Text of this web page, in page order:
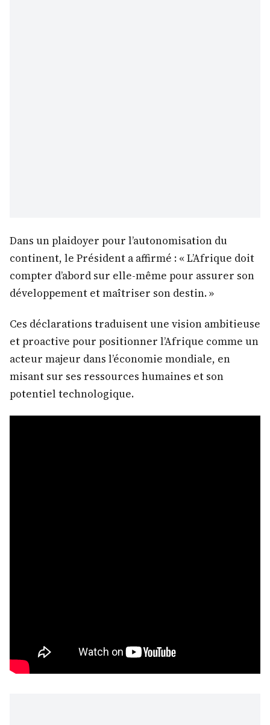
Dans un plaidoyer pour l’autonomisation du
continent, le Président a affirmé : « L’Afrique doit
compter d’abord sur elle-même pour assurer son
développement et maîtriser son destin. »
Ces déclarations traduisent une vision ambitieuse
et proactive pour positionner l’Afrique comme un
acteur majeur dans l’économie mondiale, en
misant sur ses ressources humaines et son
potentiel technologique.